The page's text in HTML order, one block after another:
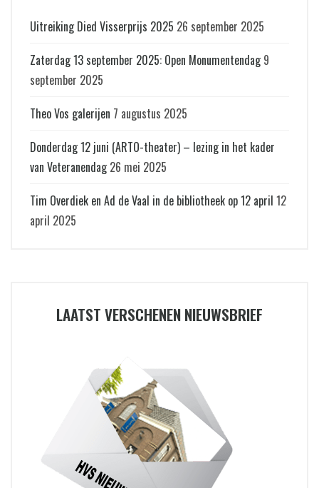
Uitreiking Died Visserprijs 2025 26 september 2025
Zaterdag 13 september 2025: Open Monumentendag 9
september 2025
Theo Vos galerijen 7 augustus 2025
Donderdag 12 juni (ARTO-theater) – lezing in het kader
van Veteranendag 26 mei 2025
Tim Overdiek en Ad de Vaal in de bibliotheek op 12 april 12
april 2025
LAATST VERSCHENEN NIEUWSBRIEF